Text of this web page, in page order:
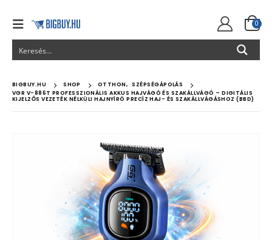
0
BIGBUY.HU SHOP OTTHON,
SZÉPSÉGÁPOLÁS
VGR V-886T PROFESSZIONÁLIS AKKUS HAJVÁGÓ ÉS SZAKÁLLVÁGÓ – DIGITÁLIS
KIJELZŐS VEZETÉK NÉLKÜLI HAJNYÍRÓ PRECÍZ HAJ- ÉS SZAKÁLLVÁGÁSHOZ (BBD)